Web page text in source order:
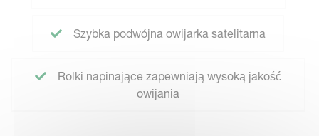
Szybka podwójna owijarka satelitarna
Rolki napinające zapewniają wysoką jakość
owijania